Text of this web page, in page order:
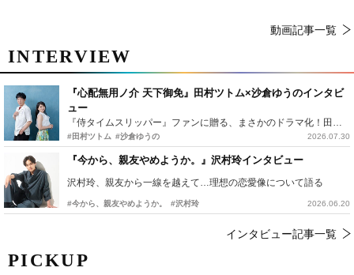
PICKUP
動画記事一覧
INTERVIEW
『心配無用ノ介 天下御免』田村ツトム×沙倉ゆうのインタビ
ュー
『侍タイムスリッパー』ファンに贈る、まさかのドラマ化！田村ツトム×沙倉ゆうのが語る『心配無用ノ介』撮影秘話
#田村ツトム #沙倉ゆうの 2026.07.30
『今から、親友やめようか。』沢村玲インタビュー
沢村玲、親友から一線を越えて…理想の恋愛像について語る
#今から、親友やめようか。 #沢村玲 2026.06.20
インタビュー記事一覧